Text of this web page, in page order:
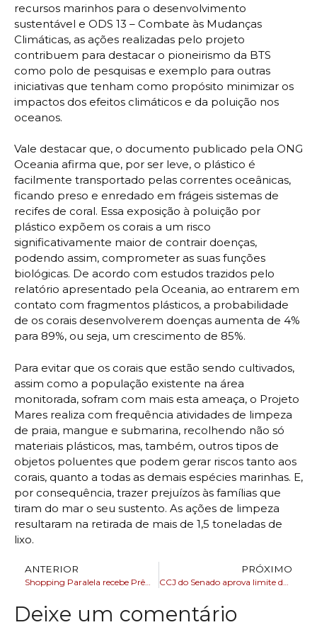
recursos marinhos para o desenvolvimento
sustentável e ODS 13 – Combate às Mudanças
Climáticas, as ações realizadas pelo projeto
contribuem para destacar o pioneirismo da BTS
como polo de pesquisas e exemplo para outras
iniciativas que tenham como propósito minimizar os
impactos dos efeitos climáticos e da poluição nos
oceanos.
Vale destacar que, o documento publicado pela ONG
Oceania afirma que, por ser leve, o plástico é
facilmente transportado pelas correntes oceânicas,
ficando preso e enredado em frágeis sistemas de
recifes de coral. Essa exposição à poluição por
plástico expõem os corais a um risco
significativamente maior de contrair doenças,
podendo assim, comprometer as suas funções
biológicas. De acordo com estudos trazidos pelo
relatório apresentado pela Oceania, ao entrarem em
contato com fragmentos plásticos, a probabilidade
de os corais desenvolverem doenças aumenta de 4%
para 89%, ou seja, um crescimento de 85%.
Para evitar que os corais que estão sendo cultivados,
assim como a população existente na área
monitorada, sofram com mais esta ameaça, o Projeto
Mares realiza com frequência atividades de limpeza
de praia, mangue e submarina, recolhendo não só
materiais plásticos, mas, também, outros tipos de
objetos poluentes que podem gerar riscos tanto aos
corais, quanto a todas as demais espécies marinhas. E,
por consequência, trazer prejuízos às famílias que
tiram do mar o seu sustento. As ações de limpeza
resultaram na retirada de mais de 1,5 toneladas de
lixo.
ANTERIOR PRÓXIMO
Deixe um comentário